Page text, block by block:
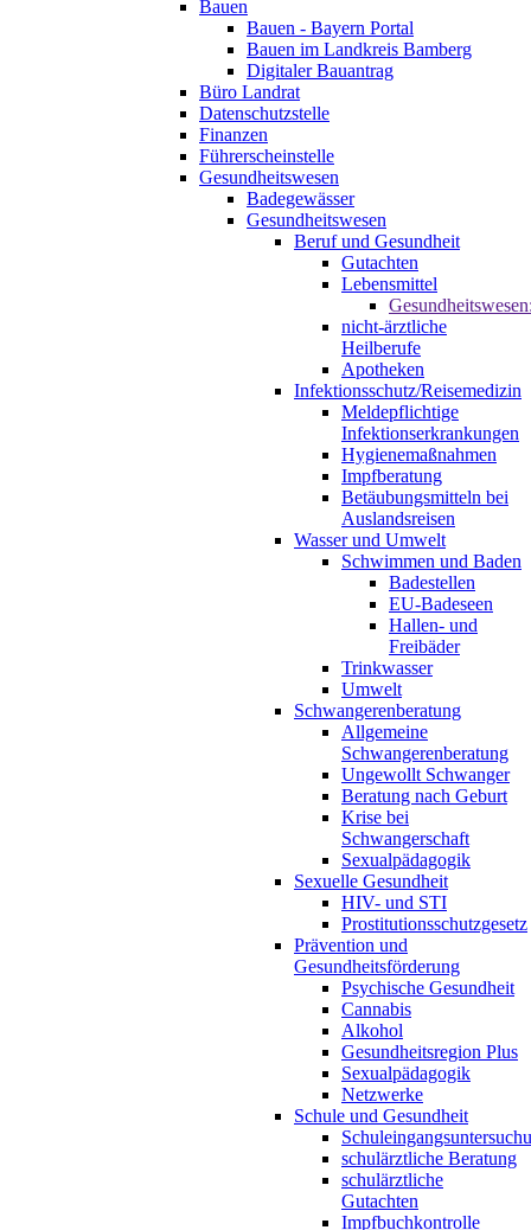
Bauen
Bauen - Bayern Portal
Bauen im Landkreis Bamberg
Digitaler Bauantrag
Büro Landrat
Datenschutzstelle
Finanzen
Führerscheinstelle
Gesundheitswesen
Badegewässer
Gesundheitswesen
Beruf und Gesundheit
Gutachten
Lebensmittel
nicht-ärztliche
Heilberufe
Apotheken
Infektionsschutz/Reisemedizin
Meldepflichtige
Infektionserkrankungen
Hygienemaßnahmen
Impfberatung
Betäubungsmitteln bei
Auslandsreisen
Wasser und Umwelt
Schwimmen und Baden
Badestellen
EU-Badeseen
Hallen- und
Freibäder
Trinkwasser
Umwelt
Schwangerenberatung
Allgemeine
Schwangerenberatung
Ungewollt Schwanger
Beratung nach Geburt
Krise bei
Schwangerschaft
Sexualpädagogik
Sexuelle Gesundheit
HIV- und STI
Prostitutionsschutzgesetz
Prävention und
Gesundheitsförderung
Psychische Gesundheit
Cannabis
Alkohol
Gesundheitsregion Plus
Sexualpädagogik
Netzwerke
Schule und Gesundheit
schulärztliche Beratung
schulärztliche
Gutachten
Impfbuchkontrolle